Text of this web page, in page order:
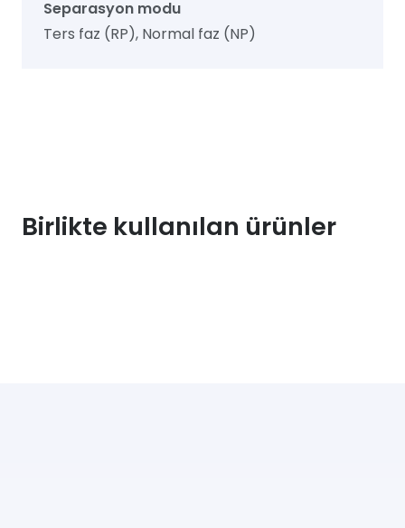
Separasyon modu
Ters faz (RP), Normal faz (NP)
Birlikte kullanılan ürünler